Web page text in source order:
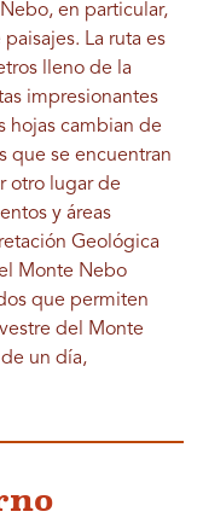
en particular,
La ruta es
lleno de la
impresionantes
hojas cambian de
que se encuentran
otro lugar de
y áreas
Geológica
Monte Nebo
que permiten
del Monte
un día,